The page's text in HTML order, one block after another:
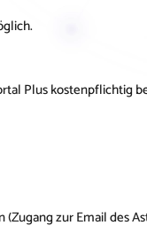
Plus kostenpflichtig
zur Email des